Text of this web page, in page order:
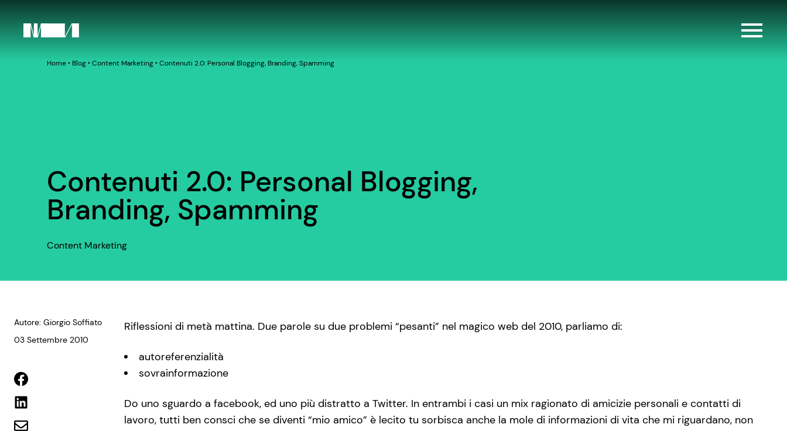
Home‣ Blog‣Content Marketing‣Contenuti 2.0: Personal Blogging, Branding, Spamming
Contenuti 2.0: Personal Blogging,
Branding, Spamming
Content Marketing
Autore: Giorgio Soffiato
03 Settembre 2010
Riflessioni di metà mattina. Due parole su due problemi “pesanti” nel magico web del 2010, parliamo di:
autoreferenzialità
sovrainformazione
Do uno sguardo a facebook, ed uno più distratto a Twitter. In entrambi i casi un mix ragionato di amicizie personali e contatti di
lavoro, tutti ben consci che se diventi “mio amico” è lecito tu sorbisca anche la mole di informazioni di vita che mi riguardano, non